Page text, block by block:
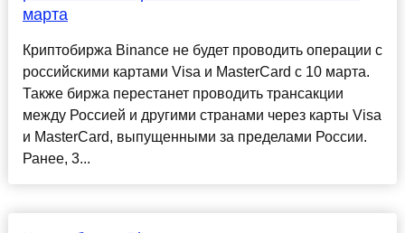
марта
Криптобиржа Binance не будет проводить операции с
российскими картами Visa и MasterCard с 10 марта.
Также биржа перестанет проводить трансакции
между Россией и другими странами через карты Visa
и MasterCard, выпущенными за пределами России.
Ранее, 3...